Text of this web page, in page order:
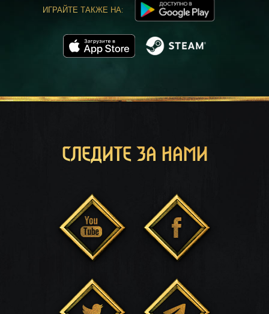
ИГРАЙТЕ ТАКЖЕ НА:
СЛЕДИТЕ ЗА НАМИ